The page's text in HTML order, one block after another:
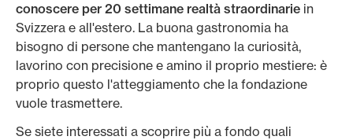
conoscere per 20 settimane realtà straordinarie in
Svizzera e all'estero. La buona gastronomia ha
bisogno di persone che mantengano la curiosità,
lavorino con precisione e amino il proprio mestiere: è
proprio questo l'atteggiamento che la fondazione
vuole trasmettere.
Se siete interessati a scoprire più a fondo quali